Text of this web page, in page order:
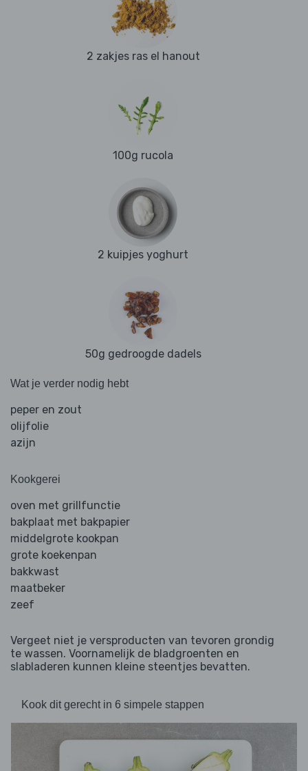
2 zakjes ras el hanout
100g rucola
2 kuipjes yoghurt
50g gedroogde dadels
Wat je verder nodig hebt
peper en zout
olijfolie
azijn
Kookgerei
oven met grillfunctie
bakplaat met bakpapier
middelgrote kookpan
grote koekenpan
bakkwast
maatbeker
zeef
Vergeet niet je versproducten van tevoren grondig
te wassen. Voornamelijk de bladgroenten en
slabladeren kunnen kleine steentjes bevatten.
Kook dit gerecht in 6 simpele stappen